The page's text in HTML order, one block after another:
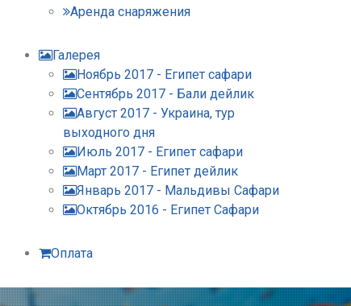
Аренда снаряжения
Галерея
Ноябрь 2017 - Египет сафари
Сентябрь 2017 - Бали дейлик
Август 2017 - Украина, тур
выходного дня
Июль 2017 - Египет сафари
Март 2017 - Египет дейлик
Январь 2017 - Мальдивы Сафари
Октябрь 2016 - Египет Сафари
Оплата